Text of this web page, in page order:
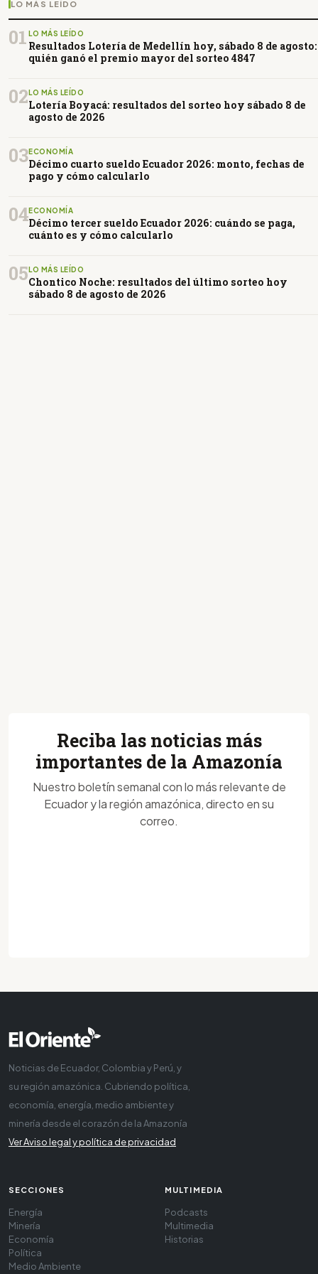
LO MÁS LEÍDO
01 LO MÁS LEÍDO
Resultados Lotería de Medellín hoy, sábado 8 de agosto:
quién ganó el premio mayor del sorteo 4847
02 LO MÁS LEÍDO
Lotería Boyacá: resultados del sorteo hoy sábado 8 de
agosto de 2026
03ECONOMÍA
Décimo cuarto sueldo Ecuador 2026: monto, fechas de
pago y cómo calcularlo
04ECONOMÍA
Décimo tercer sueldo Ecuador 2026: cuándo se paga,
cuánto es y cómo calcularlo
05 LO MÁS LEÍDO
Chontico Noche: resultados del último sorteo hoy
sábado 8 de agosto de 2026
Reciba las noticias más
importantes de la Amazonía
Nuestro boletín semanal con lo más relevante de
Ecuador y la región amazónica, directo en su
correo.
Noticias de Ecuador, Colombia y Perú, y
su región amazónica. Cubriendo política,
economía, energía, medio ambiente y
minería desde el corazón de la Amazonía
Ver Aviso legal y política de privacidad
SECCIONES
Energía
Minería
Economía
Política
Medio Ambiente
MULTIMEDIA
Podcasts
Multimedia
Historias